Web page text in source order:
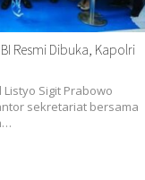
Resmi Dibuka, Kapolri
Listyo Sigit Prabowo
sekretariat bersama